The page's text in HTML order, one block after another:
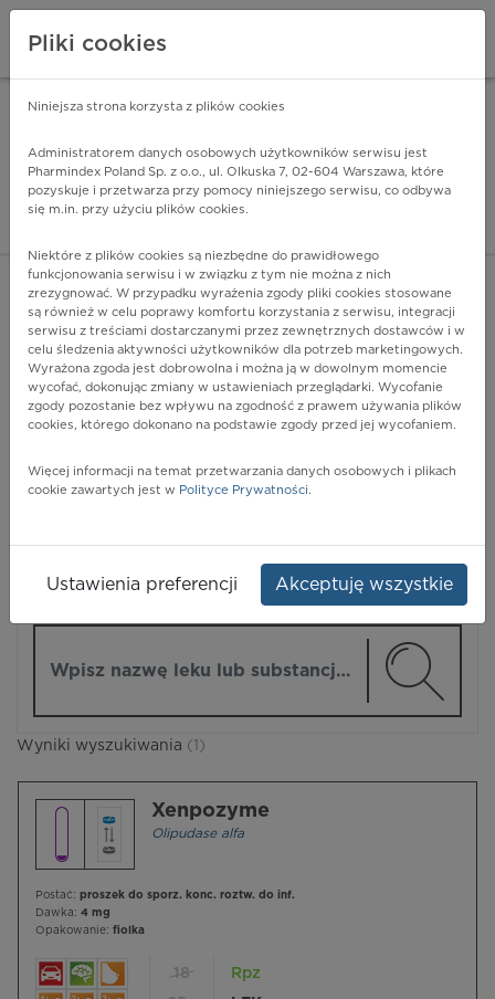
Pharmindex - lider
ZALOGUJ SIĘ
POKAŻ FILTRY
Pharmindex
Wyniki wyszukiwania (1)
Xenpozyme
Olipudase alfa
Postać: proszek do sporz. konc. roztw. do inf.
Dawka: 4 mg
Opakowanie: fiolka
18
Rpz
Pliki cookies
Niniejsza strona korzysta z plików cookies
Administratorem danych osobowych użytkowników serwisu jest
Pharmindex Poland Sp. z o.o., ul. Olkuska 7, 02-604 Warszawa, które
pozyskuje i przetwarza przy pomocy niniejszego serwisu, co odbywa
się m.in. przy użyciu plików cookies.
Niektóre z plików cookies są niezbędne do prawidłowego
funkcjonowania serwisu i w związku z tym nie można z nich
zrezygnować. W przypadku wyrażenia zgody pliki cookies stosowane
są również w celu poprawy komfortu korzystania z serwisu, integracji
serwisu z treściami dostarczanymi przez zewnętrznych dostawców i w
celu śledzenia aktywności użytkowników dla potrzeb marketingowych.
Wyrażona zgoda jest dobrowolna i można ją w dowolnym momencie
wycofać, dokonując zmiany w ustawieniach przeglądarki. Wycofanie
zgody pozostanie bez wpływu na zgodność z prawem używania plików
cookies, którego dokonano na podstawie zgody przed jej wycofaniem.
Więcej informacji na temat przetwarzania danych osobowych i plikach
cookie zawartych jest w Polityce Prywatności.
Ustawienia preferencji Akceptuję wszystkie
ZA DARMO - w Google Play INSTALUJ